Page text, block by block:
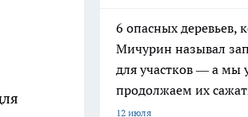
6 опасных деревьев,
Мичурин называл
для участков — а мы
продолжаем их
12 июля